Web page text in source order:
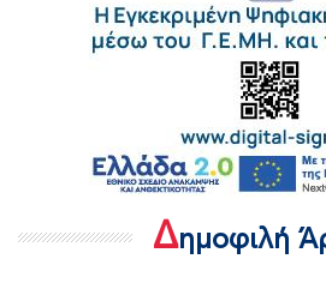
Δημοφιλή